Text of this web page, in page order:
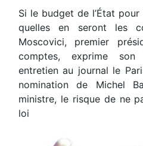
Si le budget de l’État
quelles en seront les
Moscovici, premier
comptes, exprime
entretien au journal le
nomination de Michel
ministre, le risque de ne
loi